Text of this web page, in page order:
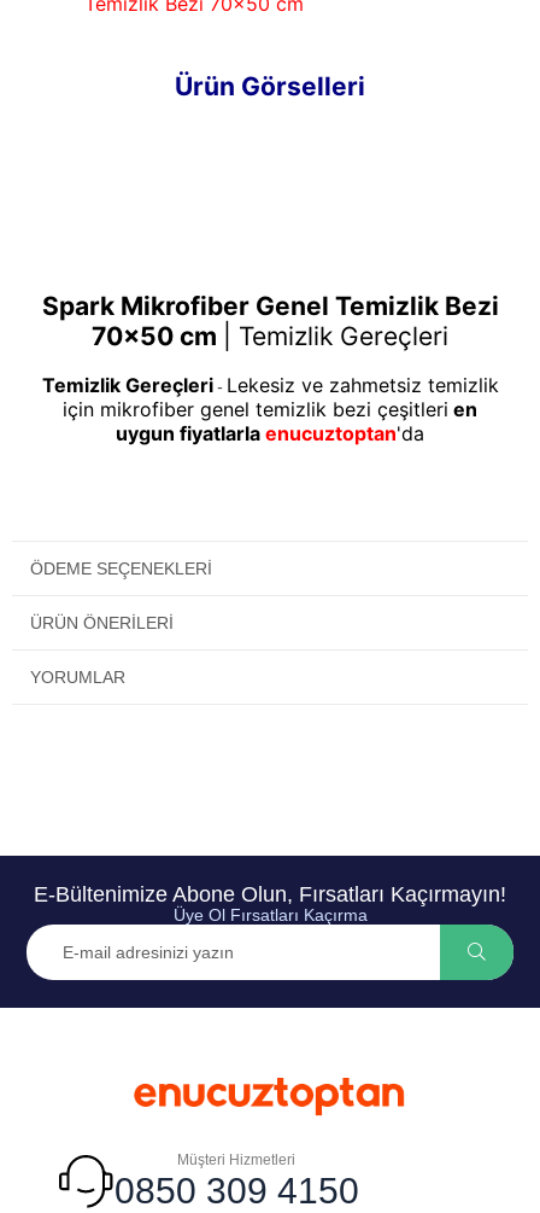
Ürün Görselleri
Spark Mikrofiber Genel Temizlik Bezi
70x50 cm
Temizlik Gereçleri
Temizlik Gereçleri- Lekesiz ve zahmetsiz temizlik
için mikrofiber genel temizlik bezi çeşitleri en
uygun fiyatlarla enucuztoptan'da
ÖDEME SEÇENEKLERI
ÜRÜN ÖNERILERI
YORUMLAR
E-Bültenimize Abone Olun, Fırsatları Kaçırmayın!
Üye Ol Fırsatları Kaçırma
Müşteri Hizmetleri
0850 309 4150